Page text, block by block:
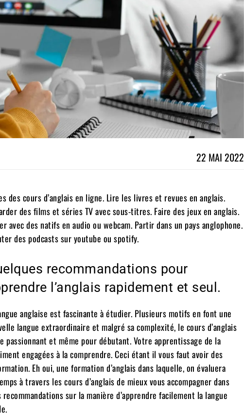
22 MAI 2022
des cours d’anglais en ligne. Lire les livres et revues en anglais.
des films et séries TV avec sous-titres. Faire des jeux en anglais.
avec des natifs en audio ou webcam. Partir dans un pays anglophone.
des podcasts sur youtube ou spotify.
recommandations pour
l’anglais rapidement et seul.
anglaise est fascinante à étudier. Plusieurs motifs en font une
langue extraordinaire et malgré sa complexité, le cours d’anglais
passionnant et même pour débutant. Votre apprentissage de la
engagées à la comprendre. Ceci étant il vous faut avoir des
Eh oui, une formation d’anglais dans laquelle, on évaluera
à travers les cours d’anglais de mieux vous accompagner dans
sur la manière d’apprendre facilement la langue